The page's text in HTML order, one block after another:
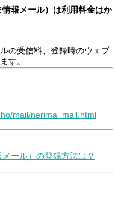
報メール）は利用料金はか
の受信料、登録時のウェブ
す。
mail/nerima_mail.html
ール）の登録方法は？